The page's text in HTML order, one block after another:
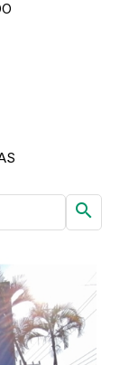
search